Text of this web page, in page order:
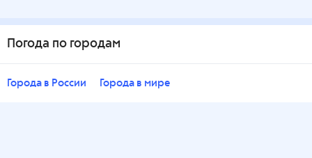
Погода по городам
Города в России Города в мире